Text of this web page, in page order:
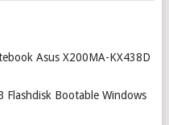
Asus X200MA-KX438D
Flashdisk Bootable Windows